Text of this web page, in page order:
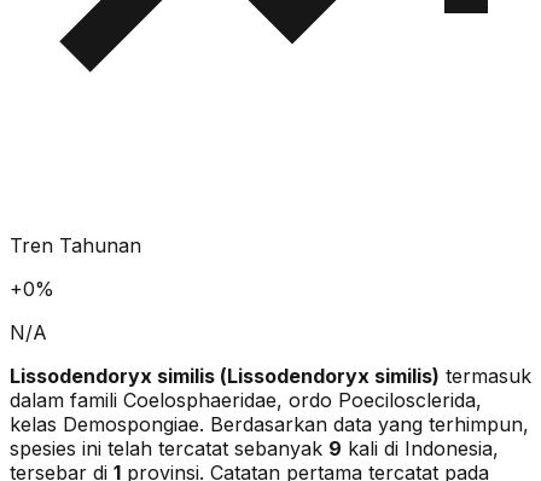
Tren Tahunan
+0%
N/A
Lissodendoryx similis (Lissodendoryx similis) termasuk
dalam famili Coelosphaeridae, ordo Poecilosclerida,
kelas Demospongiae. Berdasarkan data yang terhimpun,
spesies ini telah tercatat sebanyak 9 kali di Indonesia,
tersebar di 1 provinsi. Catatan pertama tercatat pada